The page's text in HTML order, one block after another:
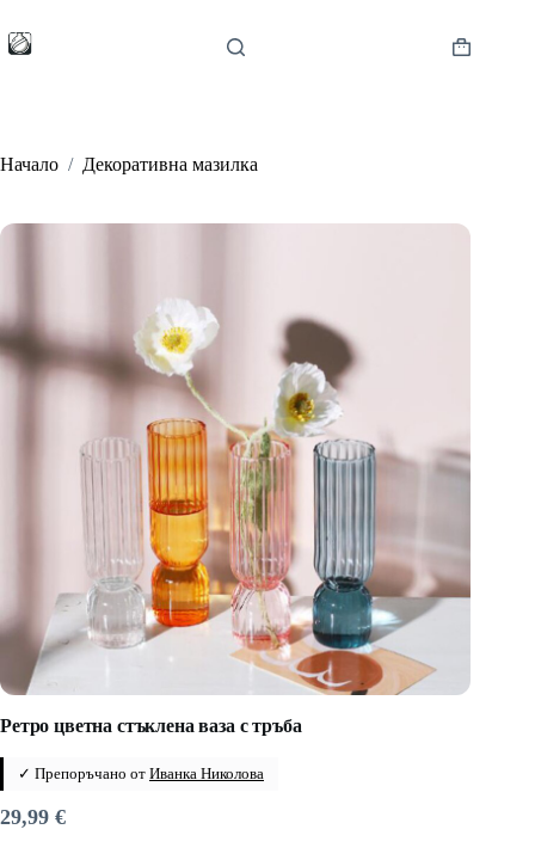
to
content
Shopping
Начало / Декоративна мазилка
Ретро цветна стъклена ваза с тръба
✓ Препоръчано от Иванка Николова
29,99 €